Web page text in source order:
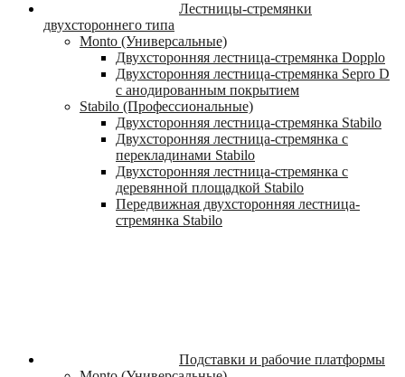
Лестницы-стремянки
двухстороннего типа
Monto (Универсальные)
Двухсторонняя лестница-стремянка Dopplo
Двухсторонняя лестница-стремянка Sepro D
с анодированным покрытием
Stabilo (Профессиональные)
Двухсторонняя лестница-стремянка Stabilo
Двухсторонняя лестница-стремянка с
перекладинами Stabilo
Двухсторонняя лестница-стремянка с
деревянной площадкой Stabilo
Передвижная двухсторонняя лестница-
стремянка Stabilo
Подставки и рабочие платформы